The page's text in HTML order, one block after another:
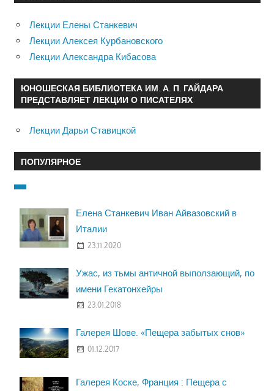
Лекции Елены Станкевич
Лекции Алексея Курбановского
Лекции Александра Кибасова
ЮНОШЕСКАЯ БИБЛИОТЕКА ИМ. А. П. ГАЙДАРА
ПРЕДСТАВЛЯЕТ ЛЕКЦИИ О ПИСАТЕЛЯХ
Лекции Дарьи Ставицкой
ПОПУЛЯРНОЕ
Елена Станкевич Иван Айвазовский в
Италии
23.11.2020
Ужас, из тьмы античной выползающий, по
имени Гекатонхейры
23.01.2018
Галерея Шове. «Пещера забытых снов»
01.12.2017
Галерея Коске, Франция : Пещера с